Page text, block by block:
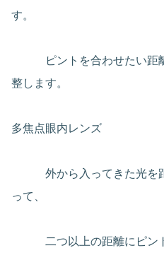
す。
ピントを合わせたい距離
整します。
多焦点眼内レンズ
外から入ってきた光を距
って、
二つ以上の距離にピント